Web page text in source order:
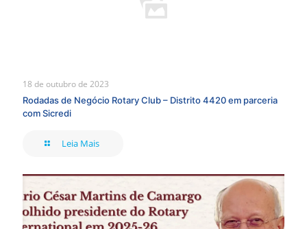
18 de outubro de 2023
Rodadas de Negócio Rotary Club – Distrito 4420 em parceria
com Sicredi
Leia Mais